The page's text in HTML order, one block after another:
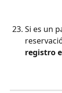
Si es un
registro